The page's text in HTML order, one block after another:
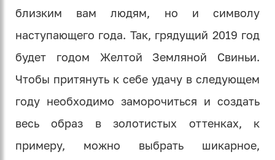
близким вам людям, но и символу
наступающего года. Так, грядущий 2019 год
будет годом Желтой Земляной Свиньи.
Чтобы притянуть к себе удачу в следующем
году необходимо заморочиться и создать
весь образ в золотистых оттенках, к
примеру, можно выбрать шикарное,